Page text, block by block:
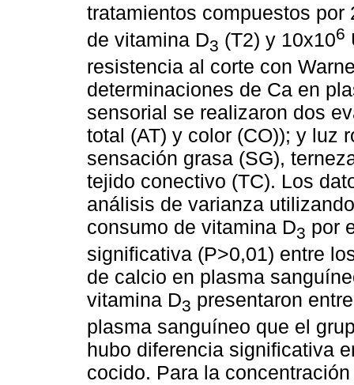
tratamientos compuestos por
de vitamina D3 (T2) y 10x106
resistencia al corte con
determinaciones de Ca en
sensorial se realizaron dos
total (AT) y color (CO)); y luz
sensación grasa (SG),
tejido conectivo (TC). Los
análisis de varianza
consumo de vitamina D3 por
significativa (P>0,01) entre
de calcio en plasma
vitamina D3 presentaron
plasma sanguíneo que el
hubo diferencia significativa
cocido. Para la